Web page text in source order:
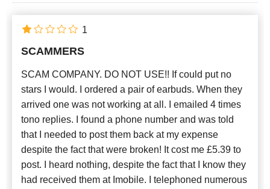
SCAMMERS
SCAM COMPANY. DO NOT USE!! If could put no
stars I would. I ordered a pair of earbuds. When they
arrived one was not working at all. I emailed 4 times
tono replies. I found a phone number and was told
that I needed to post them back at my expense
despite the fact that were broken! It cost me £5.39 to
post. I heard nothing, despite the fact that I know they
had received them at Imobile. I telephoned numerous
1